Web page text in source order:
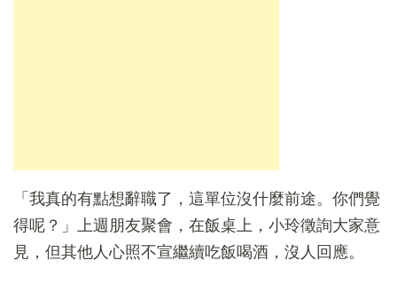
「我真的有點想辭職了，這單位沒什麼前途。你們覺
得呢？」上週朋友聚會，在飯桌上，小玲徵詢大家意
見，但其他人心照不宣繼續吃飯喝酒，沒人回應。